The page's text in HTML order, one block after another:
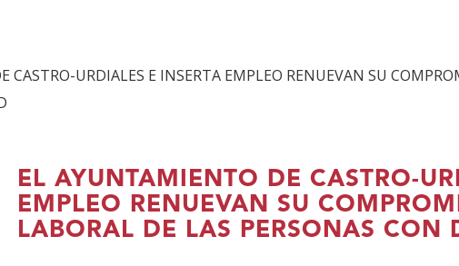
CASTRO-URDIALES E INSERTA EMPLEO RENUEVAN SU
EL AYUNTAMIENTO DE CASTRO-
EMPLEO RENUEVAN SU
LABORAL DE LAS PERSONAS CON